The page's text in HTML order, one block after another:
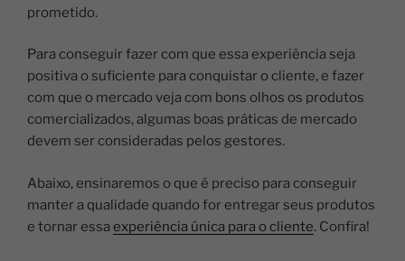
prometido.
Para conseguir fazer com que essa experiência seja
positiva o suficiente para conquistar o cliente, e fazer
com que o mercado veja com bons olhos os produtos
comercializados, algumas boas práticas de mercado
devem ser consideradas pelos gestores.
Abaixo, ensinaremos o que é preciso para conseguir
manter a qualidade quando for entregar seus produtos
e tornar essa experiência única para o cliente. Confira!